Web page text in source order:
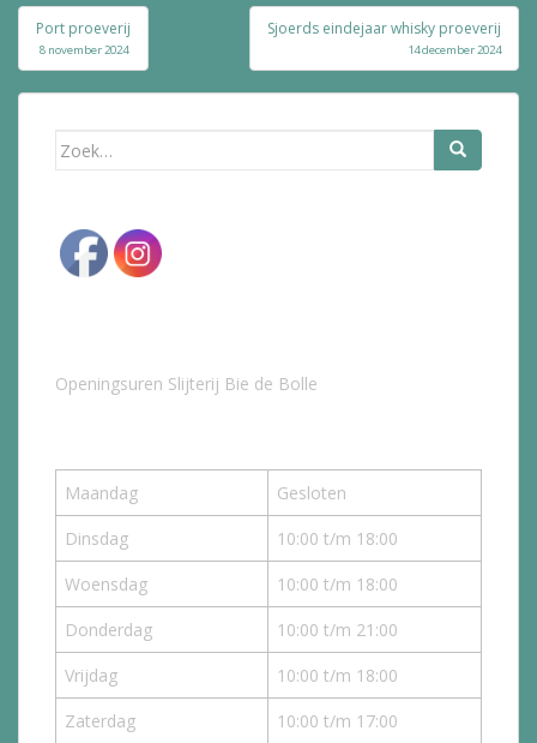
Bericht
navigatie
Port proeverij
8 november 2024
Sjoerds eindejaar whisky proeverij
14 december 2024
Zoek
Openingsuren Slijterij Bie de Bolle
Maandag
Gesloten
Dinsdag
10:00 t/m 18:00
Woensdag
10:00 t/m 18:00
Donderdag
10:00 t/m 21:00
Vrijdag
10:00 t/m 18:00
Zaterdag
10:00 t/m 17:00